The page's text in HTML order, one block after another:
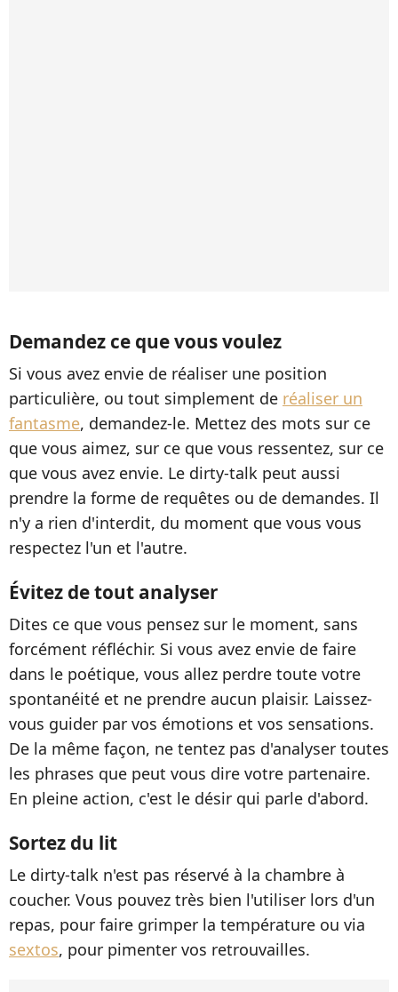
Demandez ce que vous voulez
Si vous avez envie de réaliser une position
particulière, ou tout simplement de réaliser un
fantasme, demandez-le. Mettez des mots sur ce
que vous aimez, sur ce que vous ressentez, sur ce
que vous avez envie. Le dirty-talk peut aussi
prendre la forme de requêtes ou de demandes. Il
n'y a rien d'interdit, du moment que vous vous
respectez l'un et l'autre.
Évitez de tout analyser
Dites ce que vous pensez sur le moment, sans
forcément réfléchir. Si vous avez envie de faire
dans le poétique, vous allez perdre toute votre
spontanéité et ne prendre aucun plaisir. Laissez-
vous guider par vos émotions et vos sensations.
De la même façon, ne tentez pas d'analyser toutes
les phrases que peut vous dire votre partenaire.
En pleine action, c'est le désir qui parle d'abord.
Sortez du lit
Le dirty-talk n'est pas réservé à la chambre à
coucher. Vous pouvez très bien l'utiliser lors d'un
repas, pour faire grimper la température ou via
sextos, pour pimenter vos retrouvailles.